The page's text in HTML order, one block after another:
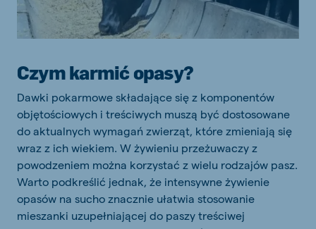
Czym karmić opasy?
Dawki pokarmowe składające się z komponentów
objętościowych i treściwych muszą być dostosowane
do aktualnych wymagań zwierząt, które zmieniają się
wraz z ich wiekiem. W żywieniu przeżuwaczy z
powodzeniem można korzystać z wielu rodzajów pasz.
Warto podkreślić jednak, że intensywne żywienie
opasów na sucho znacznie ułatwia stosowanie
mieszanki uzupełniającej do paszy treściwej